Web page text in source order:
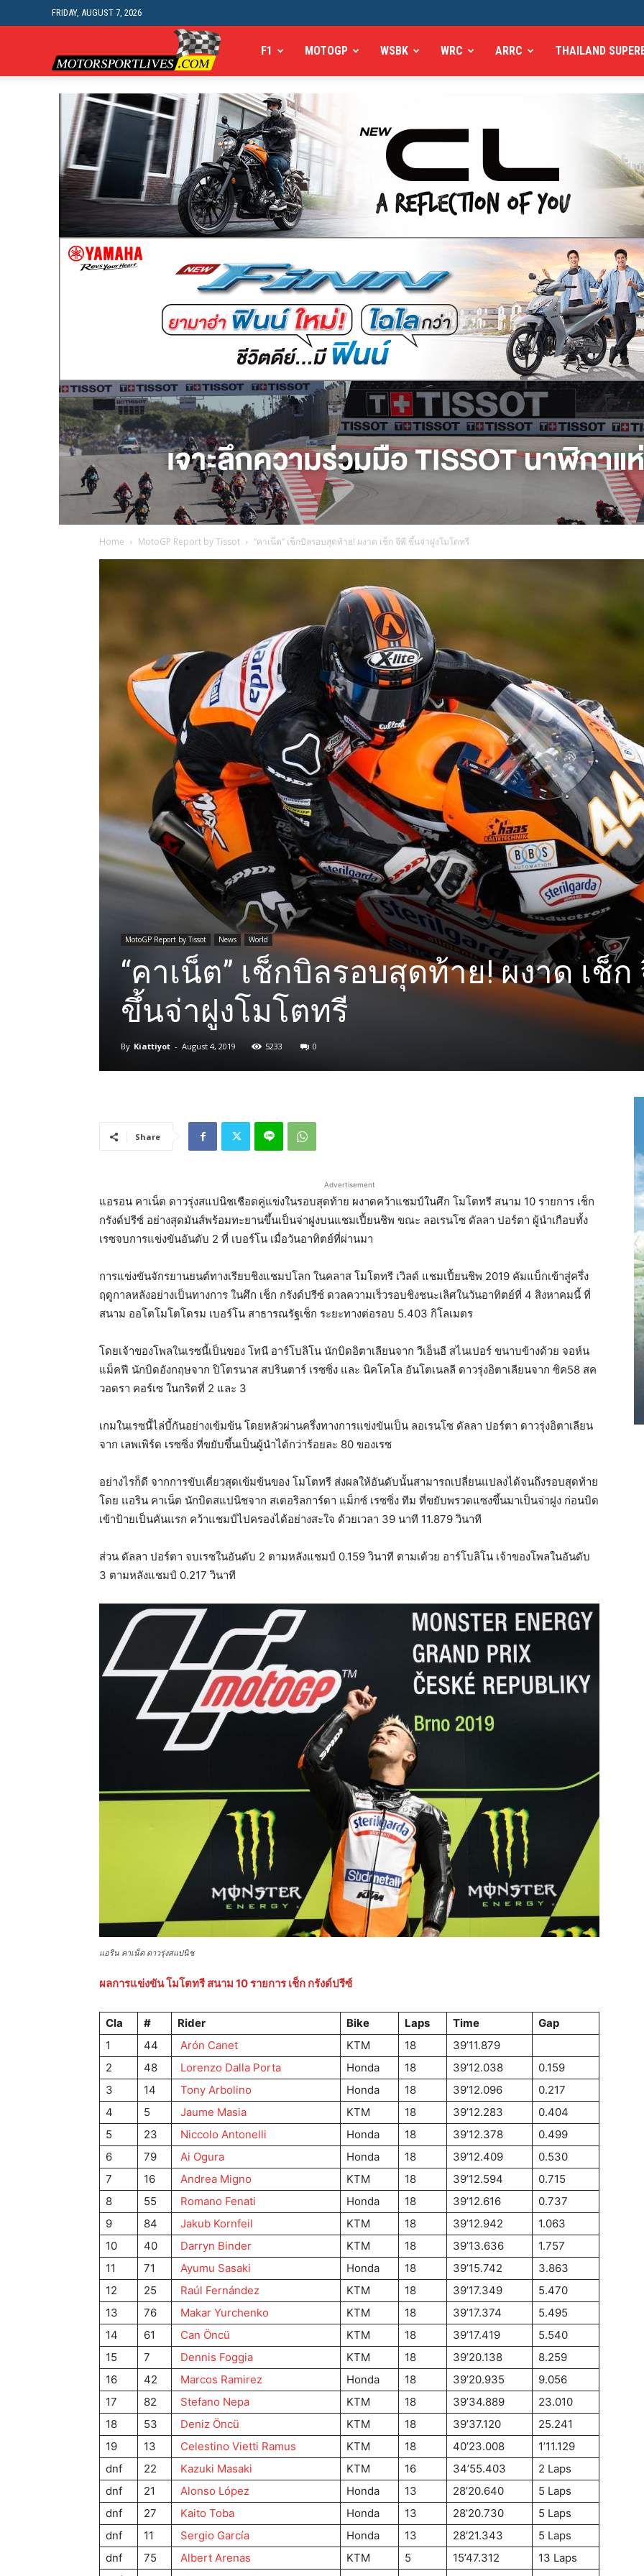
FRIDAY, AUGUST 7, 2026
Motorsportlives
F1 MOTOGP WSBK WRC ARRC THAILAND
Home MotoGP Report by Tissot “คาเน็ต” เช็กบิลรอบสุดท้าย! ผงาด เช็ก จีพี ขึ้นจ่าฝูงโมโตทรี
MotoGP Report by Tissot News World
“คาเน็ต” เช็กบิลรอบสุดท้าย! ผงาด เช็ก
ขึ้นจ่าฝูงโมโตทรี
By Kiattiyot - August 4, 2019 5233 0
Share
Advertisement
แอรอน คาเน็ต ดาวรุ่งสแปนิชเชือดคู่แข่งในรอบสุดท้าย ผงาดคว้าแชมป์ในศึก โมโตทรี สนาม 10 รายการ เช็ก
กรังด์ปรีซ์ อย่างสุดมันส์พร้อมทะยานขึ้นเป็นจ่าฝูงบนแชมเปี้ยนชิพ ขณะ ลอเรนโซ ดัลลา ปอร์ตา ผู้นำเกือบทั้ง
เรซจบการแข่งขันอันดับ 2 ที่ เบอร์โน เมื่อวันอาทิตย์ที่ผ่านมา
การแข่งขันจักรยานยนต์ทางเรียบชิงแชมปโลก ในคลาส โมโตทรี เวิลด์ แชมเปี้ยนชิพ 2019 คัมแบ็กเข้าสู่ครึ่ง
ฤดูกาลหลังอย่างเป็นทางการ ในศึก เช็ก กรังด์ปรีซ์ ดวลความเร็วรอบชิงชนะเลิศในวันอาทิตย์ที่ 4 สิงหาคมนี้ ที่
สนาม ออโตโมโตโดรม เบอร์โน สาธารณรัฐเช็ก ระยะทางต่อรอบ 5.403 กิโลเมตร
โดยเจ้าของโพลในเรซนี้เป็นของ โทนี อาร์โบลิโน นักบิดอิตาเลียนจาก วีเอ็นอี สไนเปอร์ ขนาบข้างด้วย จอห์น
แม็คฟี นักบิดอังกฤษจาก ปิโตรนาส สปรินตาร์ เรซซิ่ง และ นิคโคโล อันโตเนลลี ดาวรุ่งอิตาเลียนจาก ซิค58 สค
วอดรา คอร์เซ ในกริดที่ 2 และ 3
เกมในเรซนี้ไล่บี้กันอย่างเข้มข้น โดยหลัวผ่านครึ่งทางการแข่งขันเป็น ลอเรนโซ ดัลลา ปอร์ตา ดาวรุ่งอิตาเลียน
จาก เลพเพิร์ด เรซซิ่ง ที่ขยับขึ้นเป็นผู้นำได้กว่าร้อยละ 80 ของเรซ
อย่างไรก็ดี จากการขับเคี่ยวสุดเข้มข้นของ โมโตทรี ส่งผลให้อันดับนั้นสามารถเปลี่ยนแปลงได้จนถึงรอบสุดท้าย
โดย แอริน คาเน็ต นักบิดสแปนิชจาก สเตอริลการ์ดา แม็กซ์ เรซซิ่ง ทีม ที่ขยับพรวดแซงขึ้นมาเป็นจ่าฝูง ก่อนบิด
เข้าป้ายเป็นคันแรก คว้าแชมป์ไปครองได้อย่างสะใจ ด้วยเวลา 39 นาที 11.879 วินาที
ส่วน ดัลลา ปอร์ตา จบเรซในอันดับ 2 ตามหลังแชมป์ 0.159 วินาที ตามเด้วย อาร์โบลิโน เจ้าของโพลในอันดับ
3 ตามหลังแชมป์ 0.217 วินาที
แอริน คาเน็ต ดาวรุ่งสแปนิช
ผลการแข่งขัน โมโตทรี สนาม 10 รายการ เช็ก กรังด์ปรีซ์
Cla # Rider Bike Laps Time
Gap
1
44 Arón Canet KTM 18
39’11.879
2
48 Lorenzo Dalla Porta Honda 18 39’12.038
0.159
3
14 Tony Arbolino Honda 18 39’12.096
0.217
4
5 Jaume Masia KTM 18 39’12.283
0.404
5
23 Niccolo Antonelli Honda 18 39’12.378
0.499
6
79 Ai Ogura Honda 18 39’12.409
0.530
7
16 Andrea Migno KTM 18 39’12.594
0.715
8
55 Romano Fenati Honda 18 39’12.616
0.737
9
84 Jakub Kornfeil KTM 18 39’12.942
1.063
10
40 Darryn Binder KTM 18 39’13.636
1.757
11
71 Ayumu Sasaki Honda 18 39’15.742
3.863
12
25 Raúl Fernández KTM 18 39’17.349
5.470
13
76 Makar Yurchenko KTM 18 39’17.374
5.495
14
61 Can Öncü KTM 18 39’17.419
5.540
15
7 Dennis Foggia KTM 18 39’20.138
8.259
16
42 Marcos Ramirez Honda 18 39’20.935
9.056
17
82 Stefano Nepa KTM 18 39’34.889
23.010
18
53 Deniz Öncü KTM 18 39’37.120
25.241
19
13 Celestino Vietti Ramus KTM 18 40’23.008
1’11.129
dnf
22 Kazuki Masaki KTM 16 34’55.403
2 Laps
dnf
21 Alonso López Honda 13 28’20.640
5 Laps
dnf
27 Kaito Toba Honda 13 28’20.730
5 Laps
dnf
11 Sergio García Honda 13 28’21.343
5 Laps
dnf
75 Albert Arenas KTM 5 15’47.312
13 Laps